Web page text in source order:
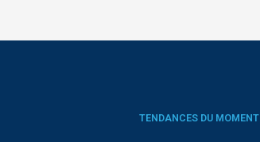
TENDANCES DU MOMENT